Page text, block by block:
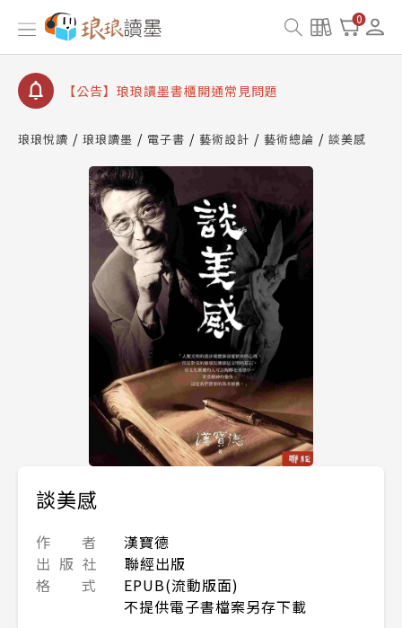
0
【公告】因 Readmoo 讀墨系統維護中，本站同步暫
停部分閱讀服務
【公告】琅琅讀墨數位閱讀資產合併與書櫃開通申請
【公告】琅琅讀墨書櫃開通常見問題
請圖文教學
查詢
【公告】因 Readmoo 讀墨系統維護中，本站同步暫
停部分閱讀服務
琅琅悅讀 琅琅讀墨 電子書 藝術設計 藝術總論 談美感
談美感
作 者
漢寶德
出 版 社
聯經出版
格 式
EPUB(流動版面)
不提供電子書檔案另存下載